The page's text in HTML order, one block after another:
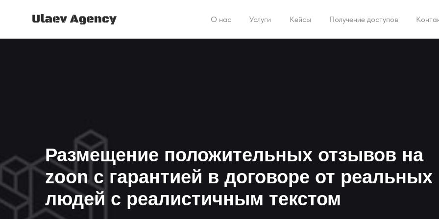
Получение доступов
Кейсы
Услуги
О нас Получение доступов
Кейсы
Услуги
О нас
Размещение положительных отзывов на
zoon с гарантией в договоре от реальных
людей с реалистичным текстом